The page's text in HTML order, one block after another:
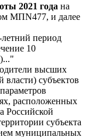
2021 года на
МПN477, и далее
период
10
высших
власти) субъектов
расположенных
Российской
субъекта
муниципальных